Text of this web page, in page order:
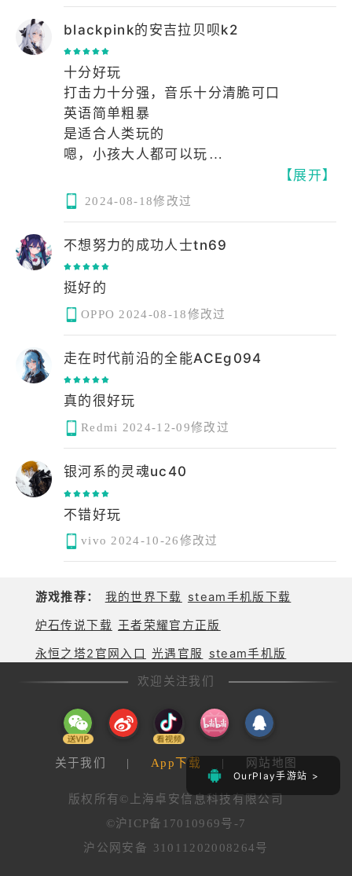
OurPlay手游站 >
blackpink的安吉拉贝呗k2
十分好玩
打击力十分强，音乐十分清脆可口
英语简单粗暴
是适合人类玩的
嗯，小孩大人都可以玩
超级好玩
【展开】
2024-08-18修改过
不想努力的成功人士tn69
挺好的
OPPO 2024-08-18修改过
走在时代前沿的全能ACEg094
Redmi 2024-12-09修改过
银河系的灵魂uc40
不错好玩
vivo 2024-10-26修改过
游戏推荐： 我的世界下载 steam手机版下载
炉石传说下载 王者荣耀官方正版
永恒之塔2官网入口 光遇官服
steam手机版
欢迎关注我们
关于我们 | App下载 | 网站地图
版权所有©上海卓安信息科技有限公司
©沪ICP备17010969号-7
沪公网安备 31011202008264号